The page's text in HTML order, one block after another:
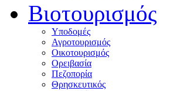
Βιοτουρισμός
Υποδομές
Αγροτουρισμός
Οικοτουρισμός
Ορειβασία
Πεζοπορία
Θρησκευτικός